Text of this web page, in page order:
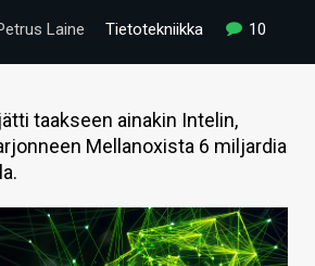
Laine Tietotekniikka 10
taakseen ainakin Intelin,
Mellanoxista 6 miljardia